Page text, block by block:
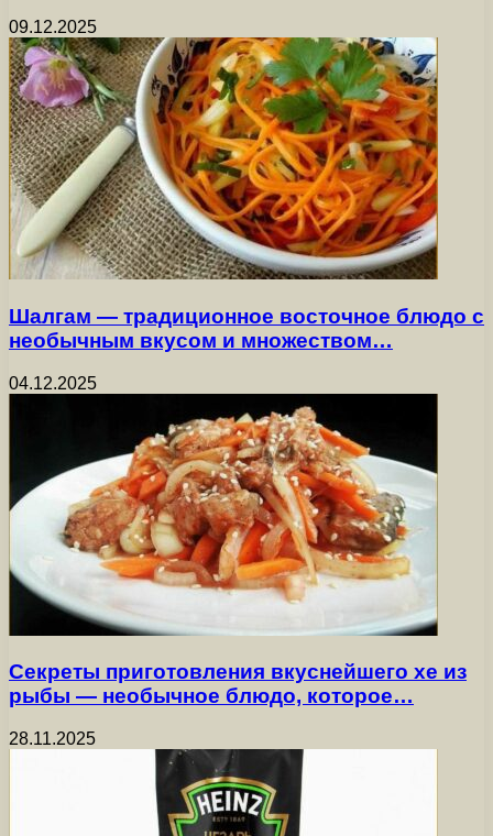
09.12.2025
Шалгам — традиционное восточное блюдо с
необычным вкусом и множеством…
04.12.2025
Секреты приготовления вкуснейшего хе из
рыбы — необычное блюдо, которое…
28.11.2025